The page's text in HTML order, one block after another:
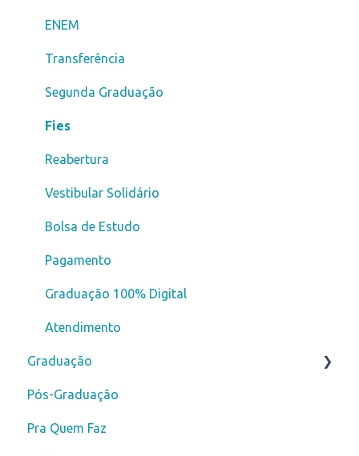
ENEM
Transferência
Segunda Graduação
Fies
Reabertura
Vestibular Solidário
Bolsa de Estudo
Pagamento
Graduação 100% Digital
Atendimento
Graduação
Novos alunos
Curso de Férias
Pós-Graduação
Pra Quem Faz